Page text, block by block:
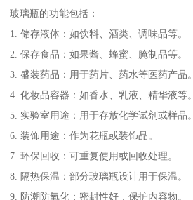
玻璃瓶的功能包括：
1. 储存液体：如饮料、酒类、调味品等。
2. 保存食品：如果酱、蜂蜜、腌制品等。
3. 盛装药品：用于药片、药水等医药产品。
4. 化妆品容器：如香水、乳液、精华液等。
5. 实验室用途：用于存放化学试剂或样品。
6. 装饰用途：作为花瓶或装饰品。
7. 环保回收：可重复使用或回收处理。
8. 隔热保温：部分玻璃瓶设计用于保温。
9. 防潮防氧化：密封性好，保护内容物。